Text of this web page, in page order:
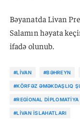
Bəyanatda Livan
Salamın həyata
ifadə olunub.
#LIVAN #BƏHREYN
#KÖRFƏZ ƏMƏKDAŞLIQ
#REGIONAL DIPLOMATIYA
#LIVAN ISLAHATLARI